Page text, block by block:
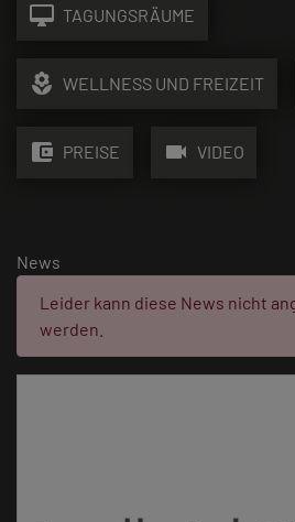
desktop_mac TAGUNGSRÄUME
local_florist WELLNESS UND FREIZEIT
account_balance_wallet PREISE videocam VIDEO
News
Fehler:
Leider kann diese News nicht
werden.